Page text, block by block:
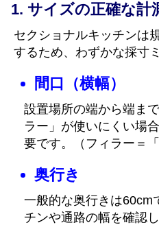
サイズの正確な計
セクショナルキッチンは
するため、わずかな採寸
間口（横幅）
設置場所の端から端ま
ラー」が使いにくい場
要です。（フィラー＝
奥行き
一般的な奥行きは60cm
チンや通路の幅を確認